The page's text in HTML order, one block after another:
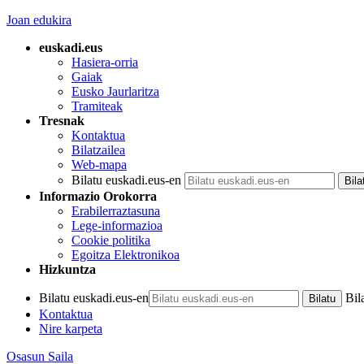
Joan edukira
euskadi.eus
Hasiera-orria
Gaiak
Eusko Jaurlaritza
Tramiteak
Tresnak
Kontaktua
Bilatzailea
Web-mapa
Bilatu euskadi.eus-en
Informazio Orokorra
Erabilerraztasuna
Lege-informazioa
Cookie politika
Egoitza Elektronikoa
Hizkuntza
Bilatu euskadi.eus-en
Kontaktua
Nire karpeta
Osasun Saila